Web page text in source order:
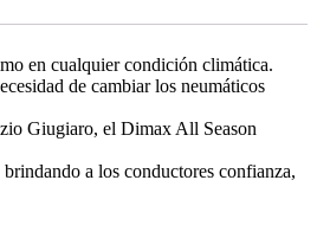
en cualquier condición climática.
de cambiar los neumáticos
Giugiaro, el Dimax All Season
a los conductores confianza,